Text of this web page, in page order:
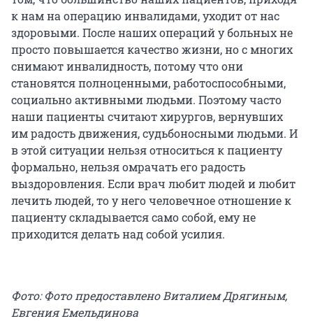
к нам на операцию инвалидами, уходит от нас
здоровыми. После наших операций у больных не
просто повышается качество жизни, но с многих
снимают инвалидность, потому что они
становятся полноценными, работоспособными,
социально активными людьми. Поэтому часто
наши пациенты считают хирургов, вернувших
им радость движения, судьбоносными людьми. И
в этой ситуации нельзя относиться к пациенту
формально, нельзя омрачать его радость
выздоровления. Если врач любит людей и любит
лечить людей, то у него человечное отношение к
пациенту складывается само собой, ему не
приходится делать над собой усилия.
Фото: Фото предоставлено Виталием Дрягиным,
Евгения Емельдинова